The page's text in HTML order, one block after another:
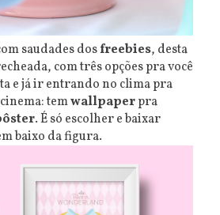
saudades dosfreebies, desta
com três opções pra você
e já ir entrando no clima pra
temwallpaperpra
. É só escolher e baixar
baixo da figura.